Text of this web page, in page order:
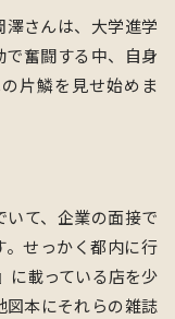
さんは、大学進学
奮闘する中、自身
片鱗を見せ始めま
いて、企業の面接で
。せっかく都内に行
に載っている店を少
図本にそれらの雑誌